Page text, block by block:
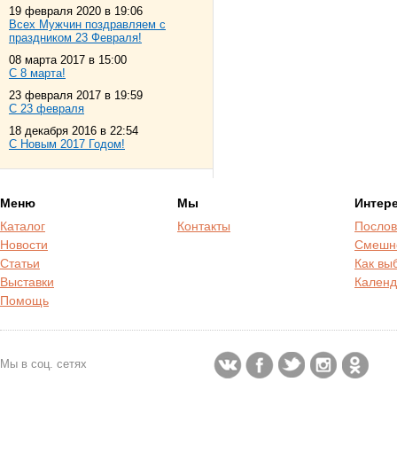
19 февраля 2020 в 19:06
Всех Мужчин поздравляем с
праздником 23 Февраля!
08 марта 2017 в 15:00
С 8 марта!
23 февраля 2017 в 19:59
С 23 февраля
18 декабря 2016 в 22:54
С Новым 2017 Годом!
Меню
Каталог
Новости
Статьи
Выставки
Помощь
Мы
Контакты
Как
Мы в соц. сетях